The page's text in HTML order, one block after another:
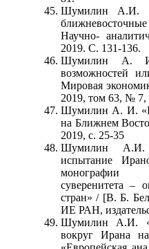
Шумилин А.И.
Научно-
2019. С. 131-136.
Шумилин А.
возможностей
Мировая
2019, том 63, № 7,
Шумилин А. И.
на Ближнем
2019, с. 25-35
Шумилин А.И.
испытание
монографии
суверенитета –
стран» / [В. Б.
ИЕ РАН,
Шумилин А.И.
вокруг Ирана